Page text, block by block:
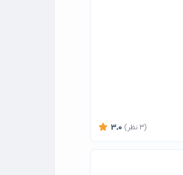
3.0 (3 نظر)